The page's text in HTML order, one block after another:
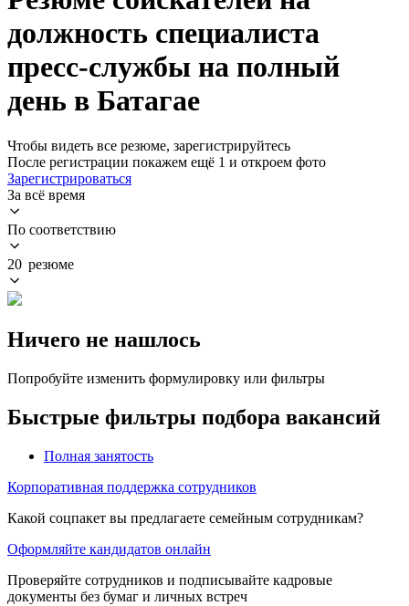
должность специалиста
пресс-службы на полный
день в Батагае
Чтобы видеть все резюме, зарегистрируйтесь
После регистрации покажем ещё 1 и откроем фото
Зарегистрироваться
За всё время
По соответствию
20 резюме
Ничего не нашлось
Попробуйте изменить формулировку или фильтры
Быстрые фильтры подбора вакансий
Полная занятость
Корпоративная поддержка сотрудников
Какой соцпакет вы предлагаете семейным сотрудникам?
Оформляйте кандидатов онлайн
Проверяйте сотрудников и подписывайте кадровые
документы без бумаг и личных встреч